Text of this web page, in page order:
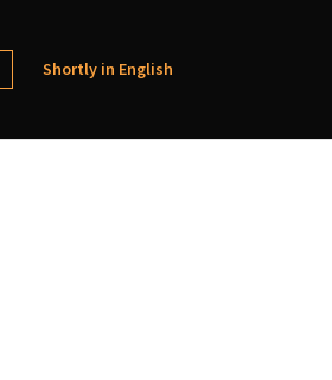
Shortly in English